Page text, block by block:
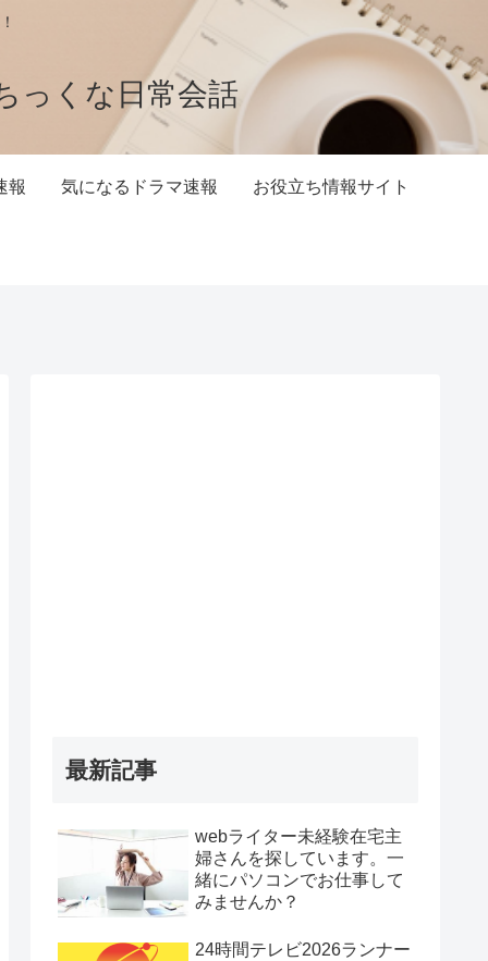
っくな日常会話
報 気になるドラマ速報 お役立ち情報サイト
最新記事
webライター未経験在宅主
婦さんを探しています。一
緒にパソコンでお仕事して
みませんか？
24時間テレビ2026ランナー